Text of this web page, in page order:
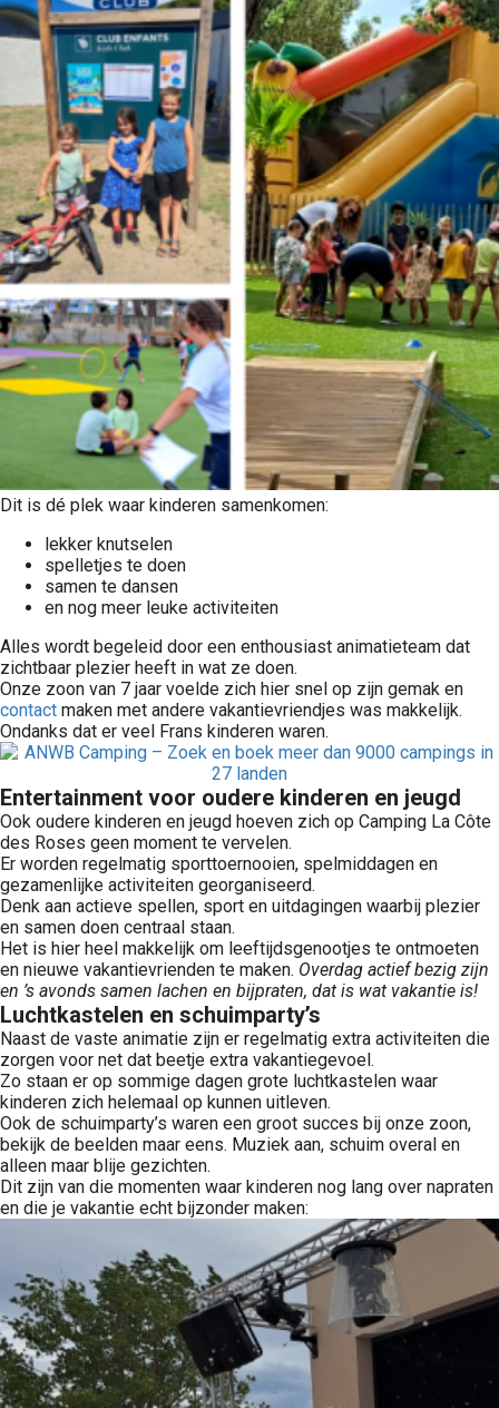
Dit is dé plek waar kinderen samenkomen:
lekker knutselen
spelletjes te doen
samen te dansen
en nog meer leuke activiteiten
Alles wordt begeleid door een enthousiast animatieteam dat
zichtbaar plezier heeft in wat ze doen.
Onze zoon van 7 jaar voelde zich hier snel op zijn gemak en
contact maken met andere vakantievriendjes was makkelijk.
Ondanks dat er veel Frans kinderen waren.
Entertainment voor oudere kinderen en jeugd
Ook oudere kinderen en jeugd hoeven zich op Camping La Côte
des Roses geen moment te vervelen.
Er worden regelmatig sporttoernooien, spelmiddagen en
gezamenlijke activiteiten georganiseerd.
Denk aan actieve spellen, sport en uitdagingen waarbij plezier
en samen doen centraal staan.
Het is hier heel makkelijk om leeftijdsgenootjes te ontmoeten
en nieuwe vakantievrienden te maken. Overdag actief bezig zijn
en ’s avonds samen lachen en bijpraten, dat is wat vakantie is!
Luchtkastelen en schuimparty’s
Naast de vaste animatie zijn er regelmatig extra activiteiten die
zorgen voor net dat beetje extra vakantiegevoel.
Zo staan er op sommige dagen grote luchtkastelen waar
kinderen zich helemaal op kunnen uitleven.
Ook de schuimparty’s waren een groot succes bij onze zoon,
bekijk de beelden maar eens. Muziek aan, schuim overal en
alleen maar blije gezichten.
Dit zijn van die momenten waar kinderen nog lang over napraten
en die je vakantie echt bijzonder maken: